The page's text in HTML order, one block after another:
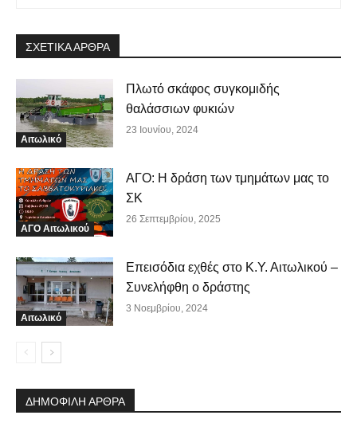
ΣΧΕΤΙΚΑ ΑΡΘΡΑ
Αιτωλικό
Πλωτό σκάφος συγκομιδής
θαλάσσιων φυκιών
23 Ιουνίου, 2024
ΑΓΟ Αιτωλικού
ΑΓΟ: Η δράση των τμημάτων μας το
ΣΚ
26 Σεπτεμβρίου, 2025
Αιτωλικό
Επεισόδια εχθές στο Κ.Υ. Αιτωλικού –
Συνελήφθη ο δράστης
3 Νοεμβρίου, 2024
ΔΗΜΟΦΙΛΗ ΑΡΘΡΑ